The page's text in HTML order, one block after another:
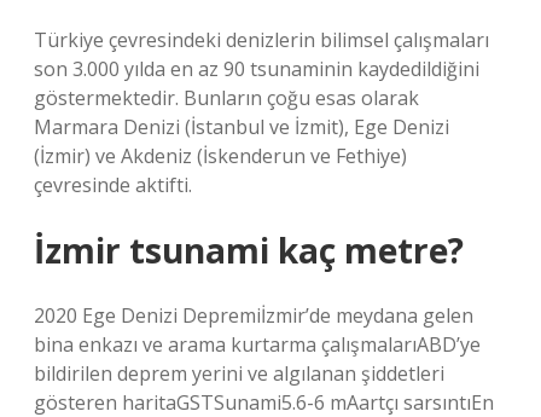
Türkiye çevresindeki denizlerin bilimsel çalışmaları
son 3.000 yılda en az 90 tsunaminin kaydedildiğini
göstermektedir. Bunların çoğu esas olarak
Marmara Denizi (İstanbul ve İzmit), Ege Denizi
(İzmir) ve Akdeniz (İskenderun ve Fethiye)
çevresinde aktifti.
İzmir tsunami kaç metre?
2020 Ege Denizi Depremiİzmir’de meydana gelen
bina enkazı ve arama kurtarma çalışmalarıABD’ye
bildirilen deprem yerini ve algılanan şiddetleri
gösteren haritaGSTSunami5.6-6 mAartçı sarsıntıEn